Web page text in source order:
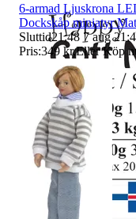
6-armad Ljuskrona
Dockskåp miniatyr
Sluttid21:48 7 aug
Pris:349 kr,Eller Köp